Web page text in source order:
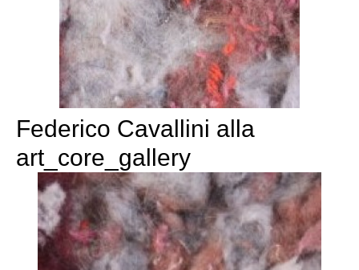
Federico Cavallini alla
art_core_gallery